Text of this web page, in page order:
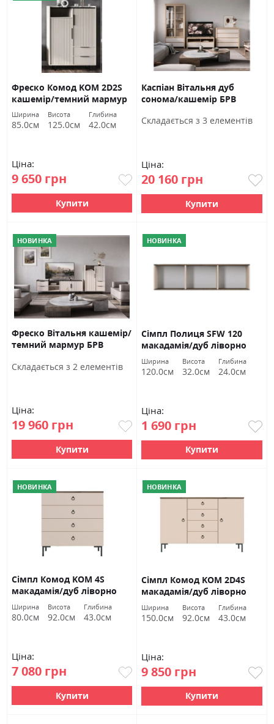
Фреско Комод KOM 2D2S
кашемір/темний мармур
БРВ Україна
Ширина
85.0см
Висота
125.0см
Глибина
42.0см
Ціна:
9 650 грн
Купити
Каспіан Вітальня дуб
сонома/кашемір БРВ
Cкладається з 3 елементів
Ціна:
20 160 грн
Купити
НОВИНКА
Фреско Вітальня кашемір/
темний мармур БРВ
Cкладається з 2 елементів
Ціна:
19 960 грн
Купити
НОВИНКА
Сімпл Полиця SFW 120
макадамія/дуб ліворно
БРВ Україна
Ширина
120.0см
Висота
32.0см
Глибина
24.0см
Ціна:
1 690 грн
Купити
НОВИНКА
Сімпл Комод KOM 4S
макадамія/дуб ліворно
БРВ Україна
Ширина
80.0см
Висота
92.0см
Глибина
43.0см
Ціна:
7 080 грн
Купити
НОВИНКА
Сімпл Комод KOM 2D4S
макадамія/дуб ліворно
БРВ Україна
Ширина
150.0см
Висота
92.0см
Глибина
43.0см
Ціна:
9 850 грн
Купити